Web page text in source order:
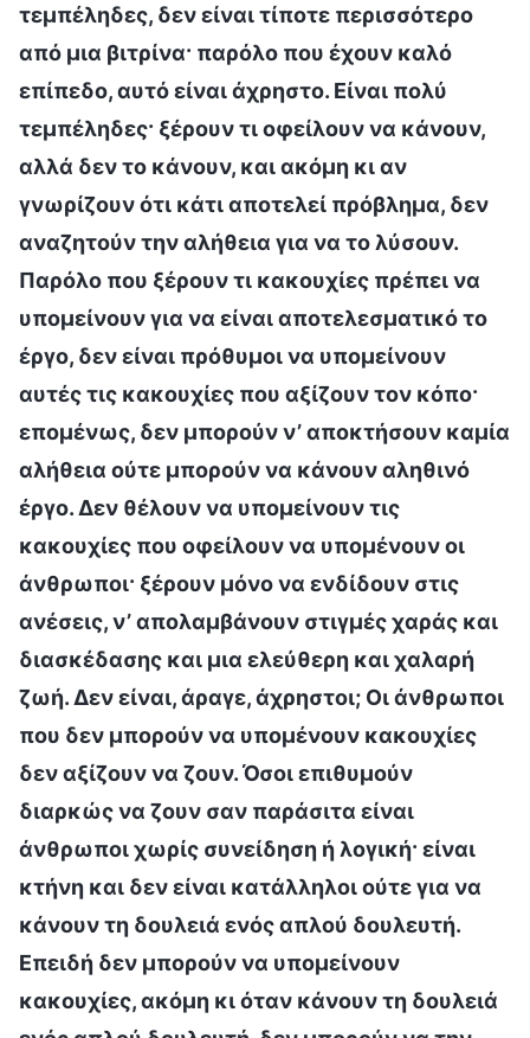
τεμπέληδες, δεν είναι τίποτε περισσότερο
από μια βιτρίνα· παρόλο που έχουν καλό
επίπεδο, αυτό είναι άχρηστο. Είναι πολύ
τεμπέληδες· ξέρουν τι οφείλουν να κάνουν,
αλλά δεν το κάνουν, και ακόμη κι αν
γνωρίζουν ότι κάτι αποτελεί πρόβλημα, δεν
αναζητούν την αλήθεια για να το λύσουν.
Παρόλο που ξέρουν τι κακουχίες πρέπει να
υπομείνουν για να είναι αποτελεσματικό το
έργο, δεν είναι πρόθυμοι να υπομείνουν
αυτές τις κακουχίες που αξίζουν τον κόπο·
επομένως, δεν μπορούν ν’ αποκτήσουν καμία
αλήθεια ούτε μπορούν να κάνουν αληθινό
έργο. Δεν θέλουν να υπομείνουν τις
κακουχίες που οφείλουν να υπομένουν οι
άνθρωποι· ξέρουν μόνο να ενδίδουν στις
ανέσεις, ν’ απολαμβάνουν στιγμές χαράς και
διασκέδασης και μια ελεύθερη και χαλαρή
ζωή. Δεν είναι, άραγε, άχρηστοι; Οι άνθρωποι
που δεν μπορούν να υπομένουν κακουχίες
δεν αξίζουν να ζουν. Όσοι επιθυμούν
διαρκώς να ζουν σαν παράσιτα είναι
άνθρωποι χωρίς συνείδηση ή λογική· είναι
κτήνη και δεν είναι κατάλληλοι ούτε για να
κάνουν τη δουλειά ενός απλού δουλευτή.
Επειδή δεν μπορούν να υπομείνουν
κακουχίες, ακόμη κι όταν κάνουν τη δουλειά